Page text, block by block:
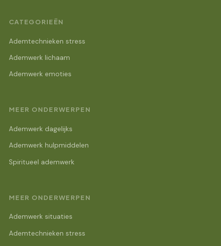
CATEGORIEËN
Ademtechnieken stress
Ademwerk lichaam
Ademwerk emoties
MEER ONDERWERPEN
Ademwerk dagelijks
Ademwerk hulpmiddelen
Spiritueel ademwerk
MEER ONDERWERPEN
Ademwerk situaties
Ademtechnieken stress